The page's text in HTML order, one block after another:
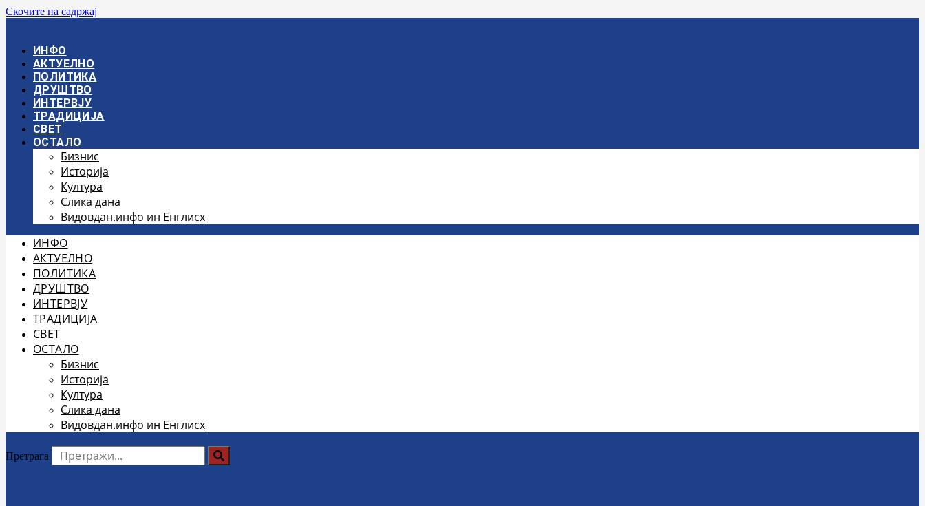
Скочите на садржај
ИНФО
АКТУЕЛНО
ПОЛИТИКА
ДРУШТВО
ИНТЕРВЈУ
ТРАДИЦИЈА
СВЕТ
ОСТАЛО
Бизнис
Историја
Култура
Слика дана
Видовдан.инфо ин Енглисх
ИНФО
АКТУЕЛНО
ПОЛИТИКА
ДРУШТВО
ИНТЕРВЈУ
ТРАДИЦИЈА
СВЕТ
ОСТАЛО
Бизнис
Историја
Култура
Слика дана
Видовдан.инфо ин Енглисх
Претрага